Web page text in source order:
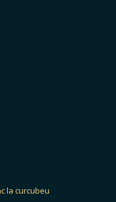
la curcubeu